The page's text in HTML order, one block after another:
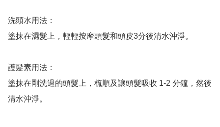
洗頭水用法：
塗抹在濕髮上，輕輕按摩頭髮和頭皮3分後清水沖淨。
護髮素用法：
塗抹在剛洗過的頭髮上，梳順及讓頭髮吸收 1-2 分鐘，然後
清水沖淨。